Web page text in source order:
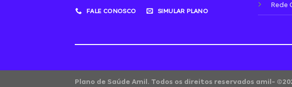
FALE CONOSCO SIMULAR PLANO
Rede
Plano de Saúde Amil. Todos os direitos reservados amil-